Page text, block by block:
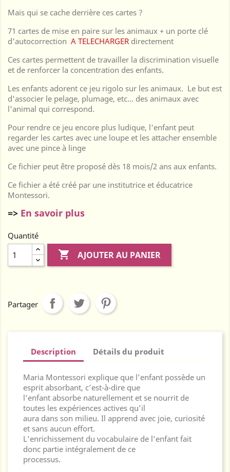
Mais qui se cache derrière ces cartes ?
71 cartes de mise en paire sur les animaux + un porte clé
d'autocorrection A TELECHARGER directement
Ces cartes permettent de travailler la discrimination visuelle
et de renforcer la concentration des enfants.
Les enfants adorent ce jeu rigolo sur les animaux. Le but est
d'associer le pelage, plumage, etc... des animaux avec
l'animal qui correspond.
Pour rendre ce jeu encore plus ludique, l'enfant peut
regarder les cartes avec une loupe et les attacher ensemble
avec une pince à linge
Ce fichier peut être proposé dès 18 mois/2 ans aux enfants.
Ce fichier a été créé par une institutrice et éducatrice
Montessori.
=> En savoir plus
Quantité
 AJOUTER AU PANIER
Partager
Description Détails du produit
Maria Montessori explique que l’enfant possède un
esprit absorbant, c’est-à-dire que
l’enfant absorbe naturellement et se nourrit de
toutes les expériences actives qu’il
aura dans son milieu. Il apprend avec joie, curiosité
et sans aucun effort.
L’enrichissement du vocabulaire de l’enfant fait
donc partie intégralement de ce
processus.